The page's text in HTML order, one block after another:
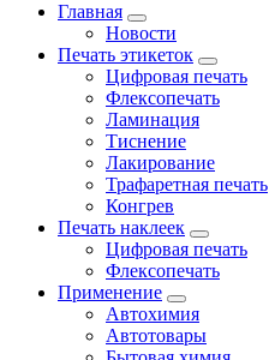
Главная
Новости
Печать этикеток
Цифровая печать
Флексопечать
Ламинация
Тиснение
Лакирование
Трафаретная печать
Конгрев
Печать наклеек
Цифровая печать
Флексопечать
Применение
Автохимия
Автотовары